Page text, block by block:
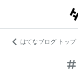
はてなブログ トップ